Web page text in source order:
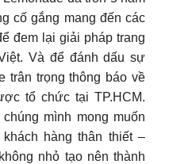
cố gắng mang đến các
đem lại giải pháp trang
Và để đánh dấu sự
trân trọng thông báo về
tổ chức tại TP.HCM.
mình mong muốn
hàng thân thiết –
nhỏ tạo nên thành